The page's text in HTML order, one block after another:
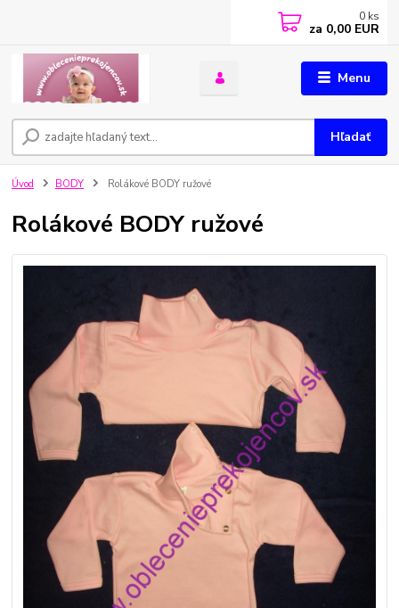
Menu
Hľadať
0 ks
za 0,00 EUR
Úvod BODY Rolákové BODY ružové
Rolákové BODY ružové